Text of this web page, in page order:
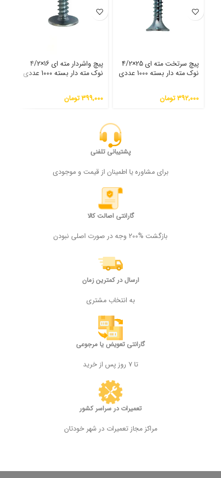
پیچ سرتخت مته ای 25×4/2
نوک مته دار بسته 1000 عددی
392,000تومان
پیچ واشردار مته ای 16×4/2
نوک مته دار بسته 1000 عددی
399,000تومان
پشتیبانی تلفنی
برای مشاوره یا اطمینان از قیمت و موجودی
گارانتی اصالت کالا
بازگشت %200 وجه در صورت اصلی نبودن
ارسال در کمترین زمان
به انتخاب مشتری
گارانتی تعویض یا مرجوعی
تا ۷ روز پس از خرید
تعمیرات در سراسر کشور
مراکز مجاز تعمیرات در شهر خودتان